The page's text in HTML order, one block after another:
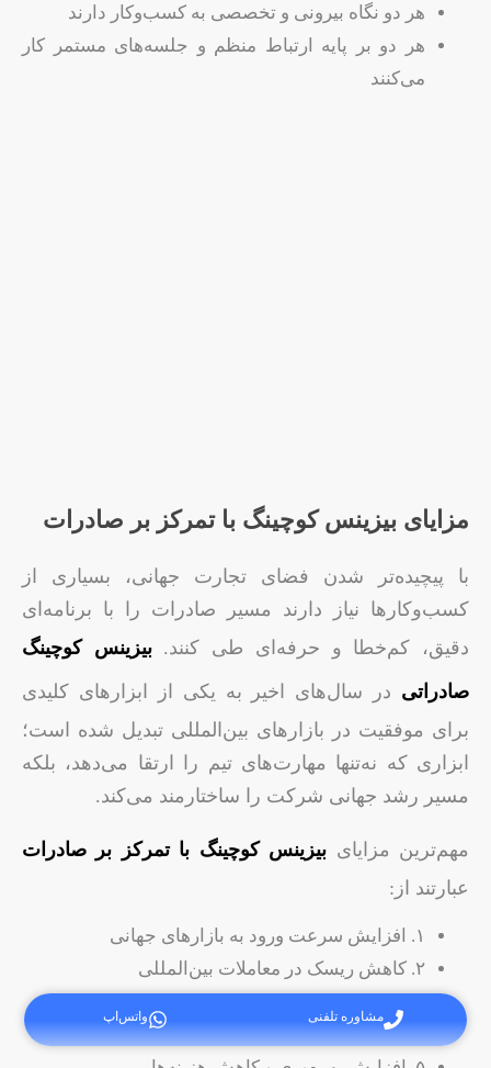
هر دو نگاه بیرونی و تخصصی به کسب‌وکار دارند
هر دو بر پایه ارتباط منظم و جلسه‌های مستمر کار
می‌کنند
مزایای بیزینس کوچینگ با تمرکز بر صادرات
با پیچیده‌تر شدن فضای تجارت جهانی، بسیاری از
کسب‌وکارها نیاز دارند مسیر صادرات را با برنامه‌ای
دقیق، کم‌خطا و حرفه‌ای طی کنند.بیزینس کوچینگ
صادراتی در سال‌های اخیر به یکی از ابزارهای کلیدی
برای موفقیت در بازارهای بین‌المللی تبدیل شده است؛
ابزاری که نه‌تنها مهارت‌های تیم را ارتقا می‌دهد، بلکه
مسیر رشد جهانی شرکت را ساختارمند می‌کند.
مهم‌ترین مزایای بیزینس کوچینگ با تمرکز بر صادرات
عبارتند از:
۱. افزایش سرعت ورود به بازارهای جهانی
۲. کاهش ریسک در معاملات بین‌المللی
۴. ساختارمند شدن فرآیندهای صادراتی
مشاوره تلفنی واتس‌اپ